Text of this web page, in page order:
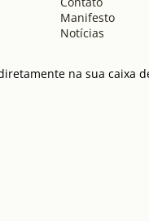
Manifesto
Notícias
na sua caixa